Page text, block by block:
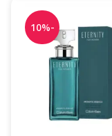
-10%